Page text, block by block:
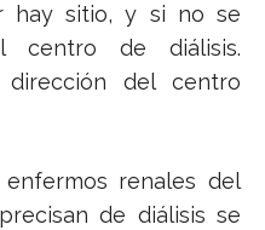
hay sitio, y si no se
centro de diálisis.
del centro
renales del
de diálisis se